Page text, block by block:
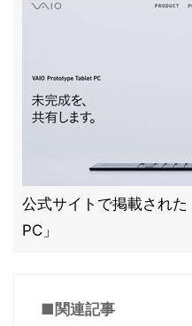
公式サイトで掲載され
PC」
■関連記事